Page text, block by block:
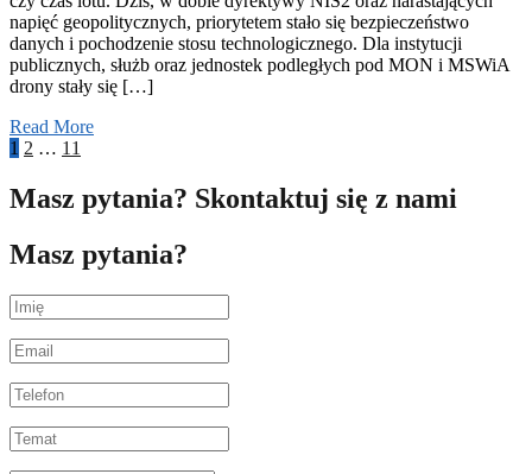
napięć geopolitycznych, priorytetem stało się bezpieczeństwo
danych i pochodzenie stosu technologicznego. Dla instytucji
publicznych, służb oraz jednostek podległych pod MON i MSWiA
drony stały się […]
Read More
1 2 … 11
Masz pytania? Skontaktuj się z nami
Masz pytania?